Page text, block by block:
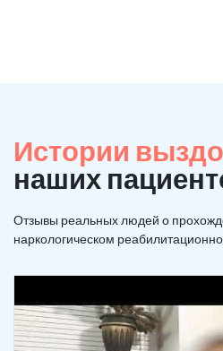
Истории
наших
Отзывы реальных людей о
наркологическом